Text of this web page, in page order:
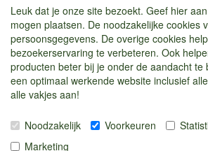
Hoofdweg 36
1433 JW Kudelstaart
info@kamperenenzo.nl
Tel : 06 125 82 112
Handelend onder
KvK nummer : 70477329
Leuk dat je onze site bezoekt. Geef hier
mogen plaatsen. De noodzakelijke cookies
persoonsgegevens. De overige cookies
bezoekerservaring te verbeteren. Ook
producten beter bij je onder de aandacht te
een optimaal werkende website inclusief
alle vakjes aan!
Noodzakelijk Voorkeuren
Marketing